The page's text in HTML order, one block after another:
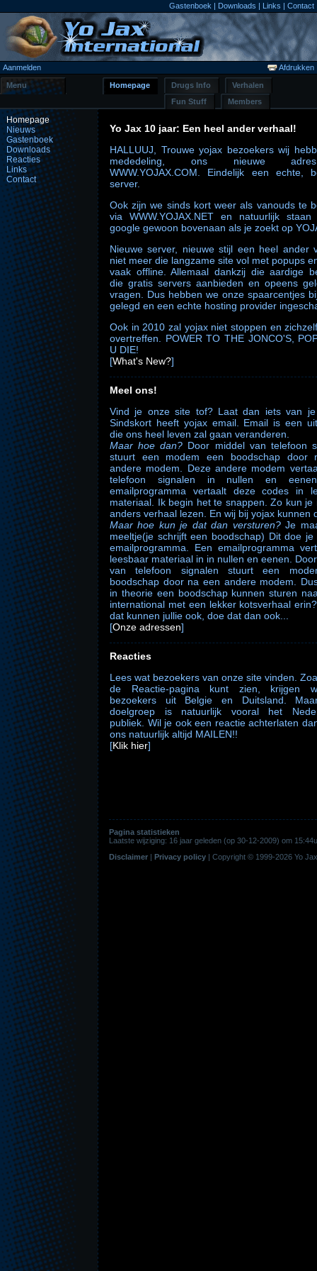
Gastenboek | Downloads | Links | Contact
Aanmelden Afdrukken
Menu Homepage Drugs Info
Verhalen
Fun Stuff
Members
Homepage
Nieuws
Gastenboek
Downloads
Reacties
Links
Contact
Yo Jax 10 jaar: Een heel ander verhaal!
HALLUUJ, Trouwe yojax bezoekers wij
mededeling, ons nieuwe
WWW.YOJAX.COM. Eindelijk een echte,
server.
Ook zijn we sinds kort weer als vanouds te
via WWW.YOJAX.NET en natuurlijk
google gewoon bovenaan als je zoekt op
Nieuwe server, nieuwe stijl een heel ander
niet meer die langzame site vol met popups
vaak offline. Allemaal dankzij die aardige
die gratis servers aanbieden en opeens
vragen. Dus hebben we onze spaarcentjes
gelegd en een echte hosting provider
Ook in 2010 zal yojax niet stoppen en
overtreffen. POWER TO THE JONCO'S,
U DIE!
[What's New?]
Meel ons!
Vind je onze site tof? Laat dan iets van je
Sindskort heeft yojax email. Email is een
die ons heel leven zal gaan veranderen.
Maar hoe dan? Door middel van telefoon
stuurt een modem een boodschap door
andere modem. Deze andere modem
telefoon signalen in nullen en
emailprogramma vertaalt deze codes in
materiaal. Ik begin het te snappen. Zo kun je
anders verhaal lezen. En wij bij yojax kunnen
Maar hoe kun je dat dan versturen?Je
meeltje(je schrijft een boodschap) Dit doe je
emailprogramma. Een emailprogramma
leesbaar materiaal in in nullen en eenen.
van telefoon signalen stuurt een
boodschap door na een andere modem.
in theorie een boodschap kunnen sturen
international met een lekker kotsverhaal
dat kunnen jullie ook, doe dat dan ook...
[Onze adressen]
Reacties
Lees wat bezoekers van onze site vinden.
de Reactie-pagina kunt zien, krijgen
bezoekers uit Belgie en Duitsland.
doelgroep is natuurlijk vooral het
publiek. Wil je ook een reactie achterlaten
ons natuurlijk altijd MAILEN!!
[Klik hier]
Pagina statistieken
Laatste wijziging: 16 jaar geleden (op 30-12-2009) om
Disclaimer | Privacy policy | Copyright © 1999-2026 Yo